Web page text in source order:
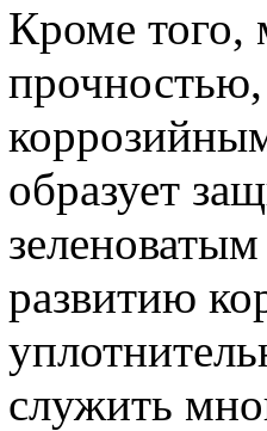
Кроме того,
образует
развитию
служить